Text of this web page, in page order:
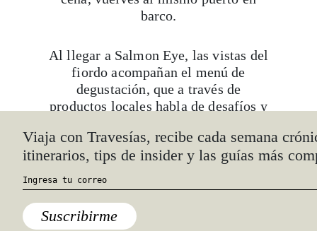
barco.
Al llegar a Salmon Eye, las vistas del
fiordo acompañan el menú de
degustación, que a través de
productos locales habla de desafíos y
mundial, pero también contienen
ideas y sugerencias para futuras
innovaciones, que pueden ayudarnos a
acercarnos a resolverlos.
Viaja con Travesías, recibe cada semana
itinerarios, tips de insider y las guías más
Suscribirme